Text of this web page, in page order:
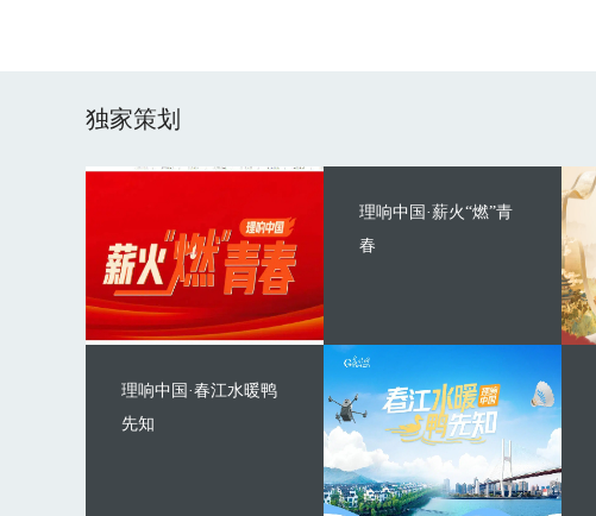
独家策划
理响中国·薪火“燃”青
春
理响中国·春江水暖鸭
先知